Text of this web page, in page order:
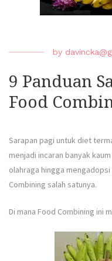
by
9 Panduan
Food
Sarapan pagi untuk diet
menjadi incaran banyak
olahraga hingga
Combining salah satunya.
Di mana Food Combining ini